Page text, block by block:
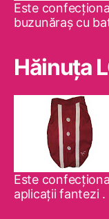
Este
buzunăraş cu
Hăinuţa
Este
aplicaţii fantezi .